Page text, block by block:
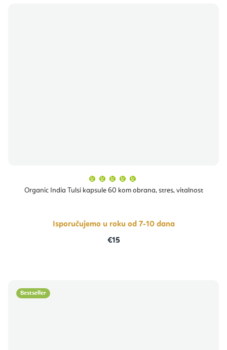
Organic India Tulsi kapsule 60 kom obrana, stres, vitalnost
proizvoda
je
zvjezdica.
Isporučujemo u roku od 7-10 dana
€15
Bestseller